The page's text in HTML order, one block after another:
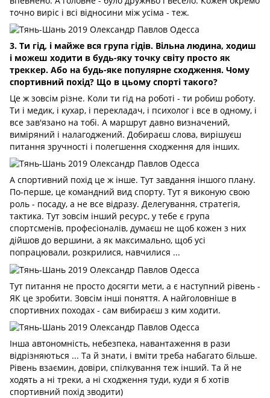
точно виріс і всі відносини між усіма - теж.
3. Ти гід, і майже вся група гідів. Вільна людина, ходиш
і можеш ходити в будь-яку точку світу просто як
треккер. Або на будь-яке популярне сходження. Чому
спортивний похід? Що в цьому спорті такого?
Це ж зовсім різне. Коли ти гід на роботі - ти робиш роботу.
Ти і медик, і кухар, і перекладач, і психолог і все в одному, і
все зав'язано на тобі. А маршрут давно визначений,
виміряний і налагоджений. Добираєш слова, вирішуєш
питання зручності і полегшення сходження для інших.
А спортивний похід це ж інше. Тут завдання іншого плану.
По-перше, це командний вид спорту. Тут я виконую свою
роль - посаду, а не все відразу. Делегування, стратегія,
тактика. Тут зовсім інший ресурс, у тебе є група
спортсменів, професіоналів, думаєш не щоб кожен з них
дійшов до вершини, а як максимально, щоб усі
попрацювали, розкрилися, навчилися ...
Тут питання не просто досягти мети, а є наступний рівень -
ЯК це зробити. Зовсім інші поняття. А найголовніше в
спортивних походах - сам вибираєш з ким ходити.
Інша автономність, небезпека, навантаження в рази
відрізняються ... Та й знати, і вміти треба набагато більше.
Рівень взаємин, довіри, спілкування теж інший. Та й не
ходять а ні треки, а ні сходження туди, куди я б хотів
спортивний похід зводити)